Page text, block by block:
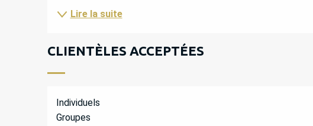
Lire la suite
CLIENTÈLES ACCEPTÉES
Individuels
Groupes